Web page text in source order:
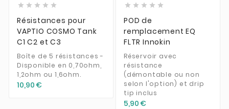
    
Résistances pour
VAPTIO COSMO Tank
C1 C2 et C3
Boîte de 5 résistances -
Disponible en 0,70ohm,
1,2ohm ou 1,6ohm.
10,90 €
    
POD de
remplacement EQ
FLTR Innokin
Réservoir avec
résistance
(démontable ou non
selon l'option) et drip
tip inclus
5,90 €